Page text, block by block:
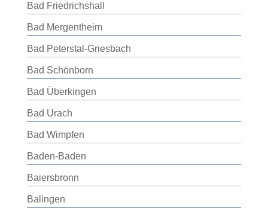
Bad Friedrichshall
Bad Mergentheim
Bad Peterstal-Griesbach
Bad Schönborn
Bad Überkingen
Bad Urach
Bad Wimpfen
Baden-Baden
Baiersbronn
Balingen